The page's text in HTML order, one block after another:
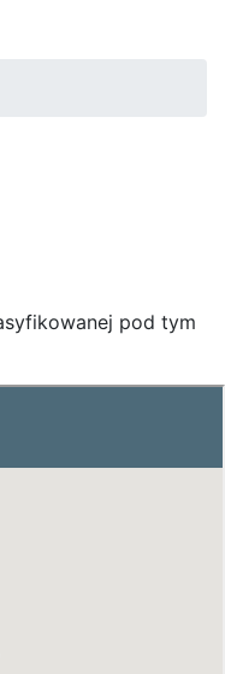
pod tym